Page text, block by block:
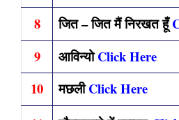
8
जित – जित मैं निरखत हूँ
9
आविन्योClick Here
10
मछलीClick Here